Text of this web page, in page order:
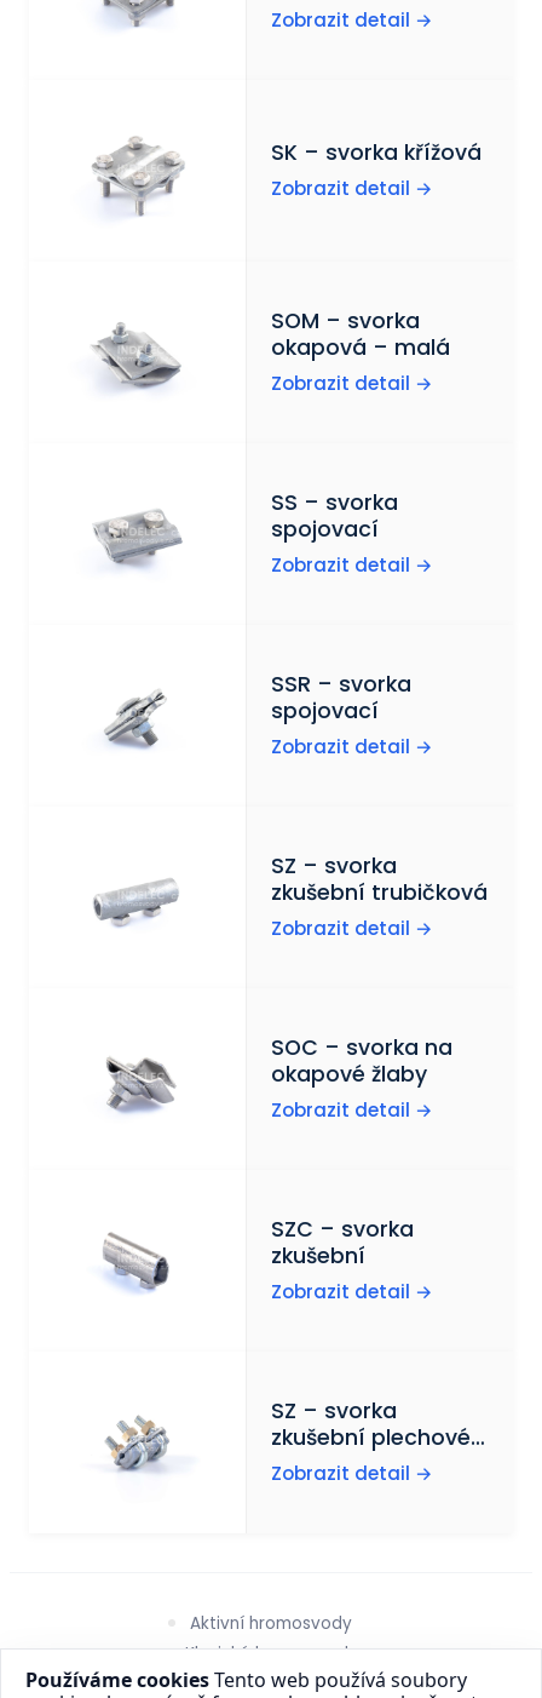
Zobrazit detail →
SK – svorka křížová
Zobrazit detail →
SOM – svorka
okapová – malá
Zobrazit detail →
SS – svorka
spojovací
Zobrazit detail →
SSR – svorka
spojovací
Zobrazit detail →
SZ – svorka
zkušební trubičková
Zobrazit detail →
SOC – svorka na
okapové žlaby
Zobrazit detail →
SZC – svorka
zkušební
Zobrazit detail →
SZ – svorka
zkušební plechové
příložky
Zobrazit detail →
Aktivní hromosvody
Klasické hromosvody
Služby